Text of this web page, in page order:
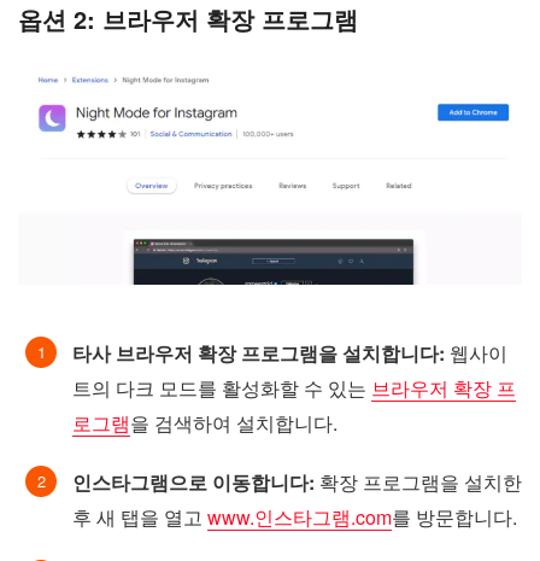
옵션 2: 브라우저 확장 프로그램
타사 브라우저 확장 프로그램을 설치합니다: 웹사이
트의 다크 모드를 활성화할 수 있는 브라우저 확장 프
로그램을 검색하여 설치합니다.
인스타그램으로 이동합니다: 확장 프로그램을 설치한
후 새 탭을 열고 www.인스타그램.com를 방문합니다.